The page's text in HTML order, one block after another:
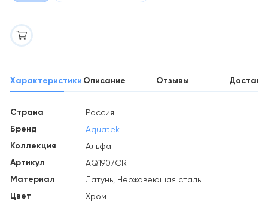
Характеристики Описание Отзывы
Страна Россия
Бренд Aquatek
Коллекция Альфа
Артикул AQ1907CR
Материал Латунь, Нержавеющая сталь
Цвет Хром